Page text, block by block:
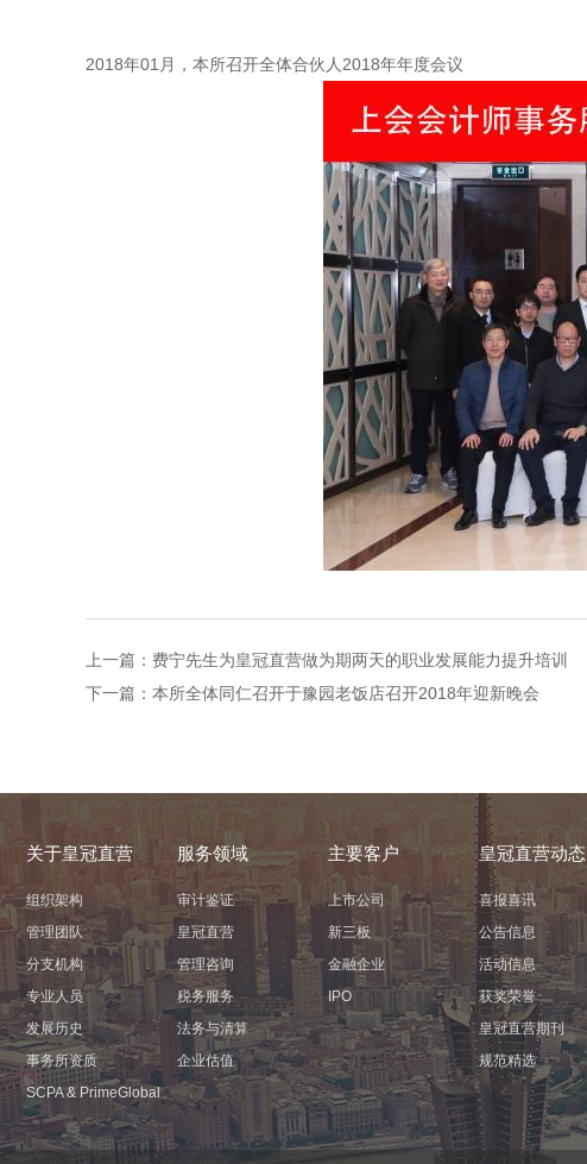
2018年01月，本所召开全体合伙人2018年年度会议
上一篇： 费宁先生为皇冠直营做为期两天的职业发展能力提升培训
下一篇： 本所全体同仁召开于豫园老饭店召开2018年迎新晚会
关于皇冠直营
组织架构
管理团队
分支机构
专业人员
发展历史
事务所资质
ㅤㅤSCPA & PrimeGlobalㅤㅤ
服务领域
审计鉴证
皇冠直营
管理咨询
税务服务
法务与清算
企业估值
主要客户
上市公司
新三板
金融企业
IPO
皇冠直营动态
喜报喜讯
公告信息
活动信息
获奖荣誉
皇冠直营期刊
规范精选